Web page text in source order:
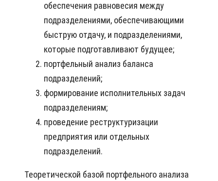
обеспечения равновесия между
подразделениями, обеспечивающими
быструю отдачу, и подразделениями,
которые подготавливают будущее;
портфельный анализ баланса
подразделений;
формирование исполнительных задач
подразделениям;
проведение реструктуризации
предприятия или отдельных
подразделений.
Теоретической базой портфельного анализа